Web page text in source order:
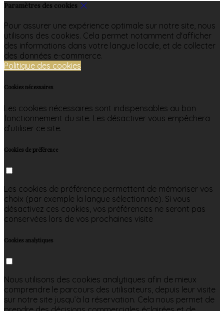
Paramètres des cookies
Pour assurer une expérience optimale sur notre site, nous
utilisons des cookies. Cela permet notamment d'afficher
des informations dans votre langue locale, et de collecter
des données e-commerce.
Politique des cookies
Cookies nécessaires
Les cookies nécessaires sont indispensables au bon
fonctionnement du site. Les désactiver vous empêchera
d’utiliser ce site.
Cookies de préférence
Les cookies de préférence permettent de mémoriser vos
choix (par exemple la langue sélectionnée). Si vous
désactivez ces cookies, vos préférences ne seront pas
conservées lors de vos prochaines visite
Cookies analytiques
Nous utilisons des cookies analytiques afin de mieux
comprendre le parcours des utilisateurs, depuis leur visite
sur notre site jusqu’à la réservation. Cela nous permet de